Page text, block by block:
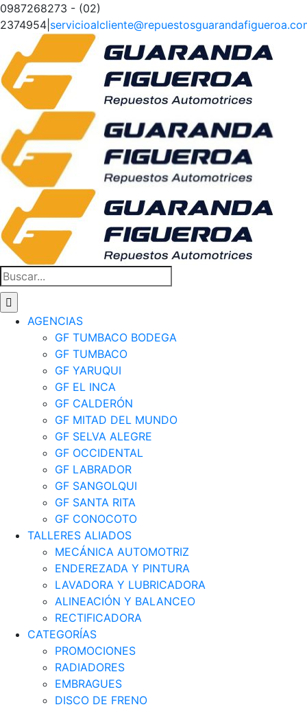
Saltar
al
contenido
0987268273 - (02)
2374954
Facebook
Instagram
Buscar:
AGENCIAS
GF TUMBACO BODEGA
GF TUMBACO
GF YARUQUI
GF EL INCA
GF CALDERÓN
GF MITAD DEL MUNDO
GF SELVA ALEGRE
GF OCCIDENTAL
GF LABRADOR
GF SANGOLQUI
GF SANTA RITA
GF CONOCOTO
TALLERES ALIADOS
MECÁNICA AUTOMOTRIZ
ENDEREZADA Y PINTURA
LAVADORA Y LUBRICADORA
ALINEACIÓN Y BALANCEO
RECTIFICADORA
CATEGORÍAS
PROMOCIONES
RADIADORES
EMBRAGUES
DISCO DE FRENO